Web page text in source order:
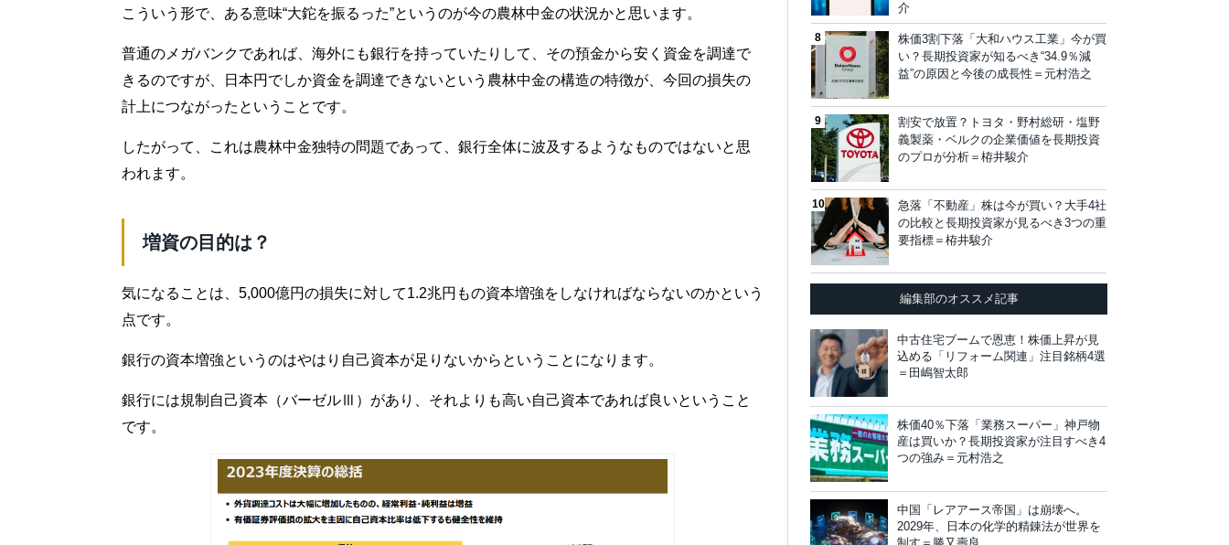
こういう形で、ある意味“大鉈を振るった”というのが今の農林中金の状況かと思います。
普通のメガバンクであれば、海外にも銀行を持っていたりして、その預金から安く資金を調達で
きるのですが、日本円でしか資金を調達できないという農林中金の構造の特徴が、今回の損失の
計上につながったということです。
したがって、これは農林中金独特の問題であって、銀行全体に波及するようなものではないと思
われます。
増資の目的は？
気になることは、5,000億円の損失に対して1.2兆円もの資本増強をしなければならないのかという
点です。
銀行の資本増強というのはやはり自己資本が足りないからということになります。
銀行には規制自己資本（バーゼルⅢ）があり、それよりも高い自己資本であれば良いということ
です。
介
株価3割下落「大和ハウス工業」今が買
い？長期投資家が知るべき“34.9％減
益”の原因と今後の成長性＝元村浩之
割安で放置？トヨタ・野村総研・塩野
義製薬・ベルクの企業価値を長期投資
のプロが分析＝栫井駿介
急落「不動産」株は今が買い？大手4社
の比較と長期投資家が見るべき3つの重
要指標＝栫井駿介
編集部のオススメ記事
中古住宅ブームで恩恵！株価上昇が見
込める「リフォーム関連」注目銘柄4選
＝田嶋智太郎
株価40％下落「業務スーパー」神戸物
産は買いか？長期投資家が注目すべき4
つの強み＝元村浩之
中国「レアアース帝国」は崩壊へ。
2029年、日本の化学的精錬法が世界を